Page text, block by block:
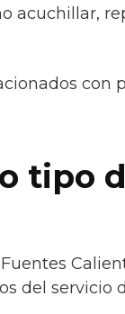
acuchillar,
con
tipo
del servicio